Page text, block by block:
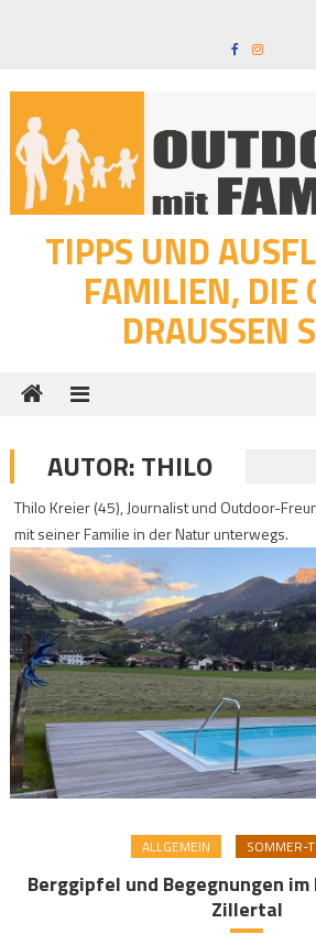
TIPPS UND
FAMILIEN, DIE
DRAUSSEN
AUTOR:THILO
Thilo Kreier (45), Journalist und Outdoor-
mit seiner Familie in der Natur unterwegs.
ALLGEMEIN SOMMER-
Berggipfel und Begegnungen
Zillertal